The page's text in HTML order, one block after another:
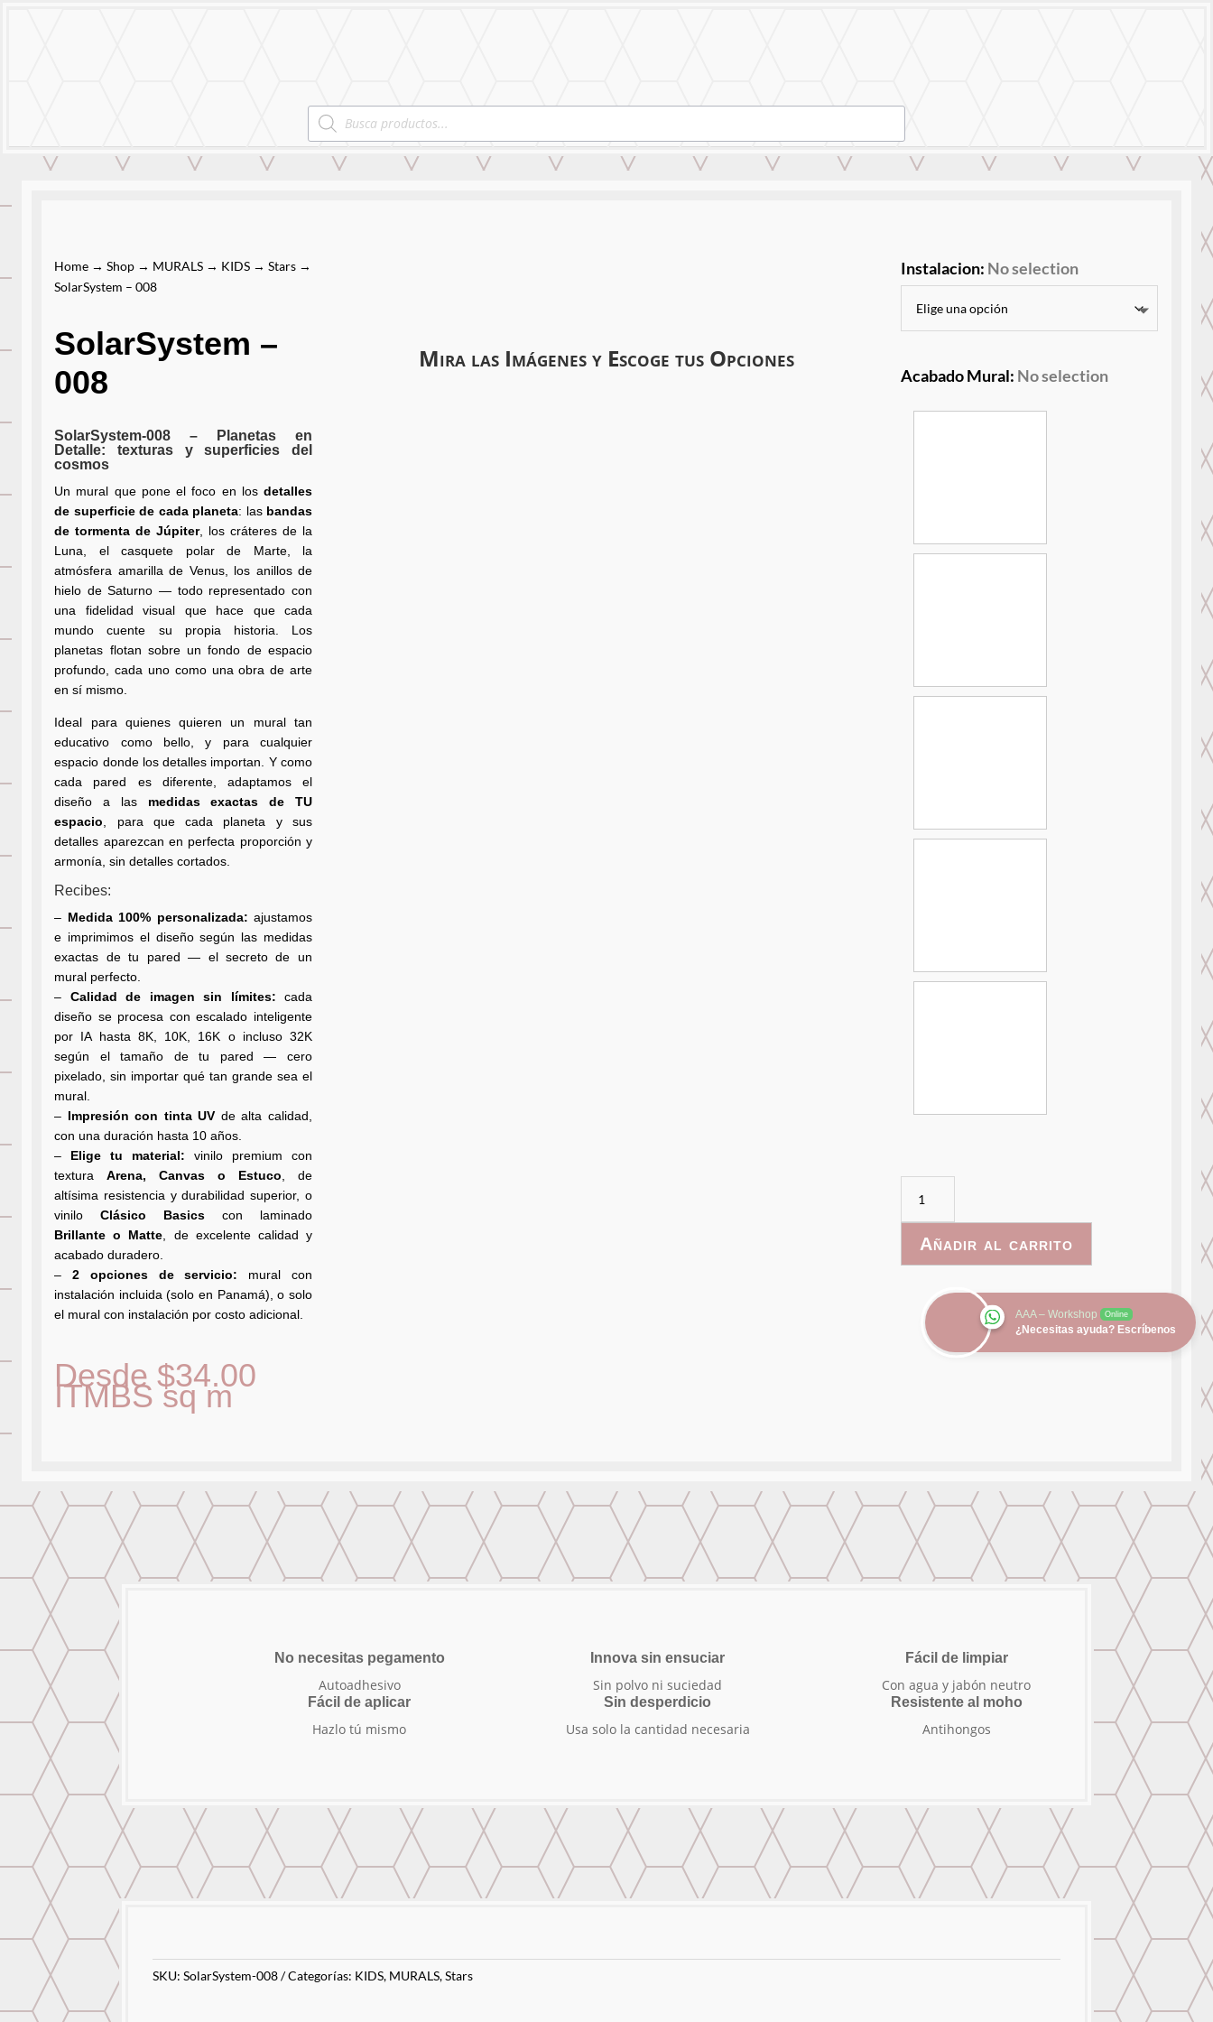
Products
search
Home →Shop → MURALS → KIDS →Stars →
SolarSystem – 008
SolarSystem –
008
SolarSystem-008 – Planetas en
Detalle: texturas y superficies del
cosmos
Un mural que pone el foco en los detalles
de superficie de cada planeta: las bandas
de tormenta de Júpiter, los cráteres de la
Luna, el casquete polar de Marte, la
atmósfera amarilla de Venus, los anillos de
hielo de Saturno — todo representado con
una fidelidad visual que hace que cada
mundo cuente su propia historia. Los
planetas flotan sobre un fondo de espacio
profundo, cada uno como una obra de arte
en sí mismo.
Ideal para quienes quieren un mural tan
educativo como bello, y para cualquier
espacio donde los detalles importan. Y como
cada pared es diferente, adaptamos el
diseño a las medidas exactas de TU
espacio , para que cada planeta y sus
detalles aparezcan en perfecta proporción y
armonía, sin detalles cortados.
Recibes:
– Medida 100% personalizada: ajustamos
e imprimimos el diseño según las medidas
exactas de tu pared — el secreto de un
mural perfecto.
– Calidad de imagen sin límites: cada
diseño se procesa con escalado inteligente
por IA hasta 8K, 10K, 16K o incluso 32K
según el tamaño de tu pared — cero
pixelado, sin importar qué tan grande sea el
mural.
– Impresión con tinta UV de alta calidad,
con una duración hasta 10 años.
– Elige tu material: vinilo premium con
texturaArena, Canvas o Estuco , de
altísima resistencia y durabilidad superior, o
viniloClásico Basics con laminado
Brillante o Matte , de excelente calidad y
acabado duradero.
–2 opciones de servicio: mural con
instalación incluida (solo en Panamá), o solo
el mural con instalación por costo adicional.
Desde $34.00
ITMBSsq m
Mira las Imágenes y Escoge tus Opciones
Instalacion: No selection
Acabado Mural: No selection
008
cantidad
Añadir al carrito
AAA – Workshop Online
¿Necesitas ayuda? Escríbenos
No necesitas pegamento
Autoadhesivo
Fácil de aplicar
Hazlo tú mismo
Innova sin ensuciar
Sin polvo ni suciedad
Sin desperdicio
Usa solo la cantidad necesaria
Fácil de limpiar
Con agua y jabón neutro
Resistente al moho
Antihongos
SKU: SolarSystem-008 Categorías: KIDS, MURALS,Stars